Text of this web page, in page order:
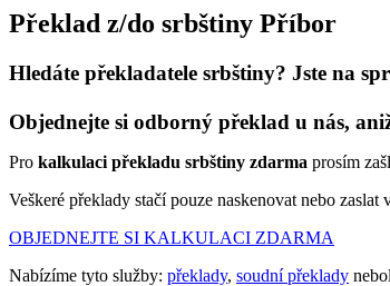
Překlad z/do srbštiny Příbor
Hledáte překladatele srbštiny? Jste na
Objednejte si odborný překlad u nás,
Pro kalkulaci překladu srbštiny zdarma prosím
Veškeré překlady stačí pouze naskenovat nebo zaslat
OBJEDNEJTE SI KALKULACI ZDARMA
Nabízíme tyto služby: překlady, soudní překlady